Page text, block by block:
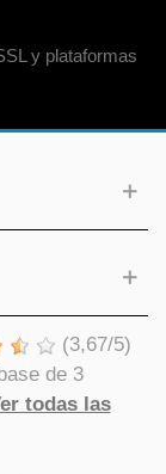
y plataformas
(3,67/5)
de 3
todas las